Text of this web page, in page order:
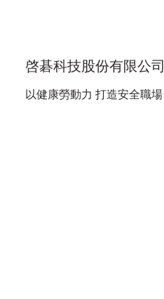
啓碁科技股份有限公司
以健康勞動力 打造安全職場